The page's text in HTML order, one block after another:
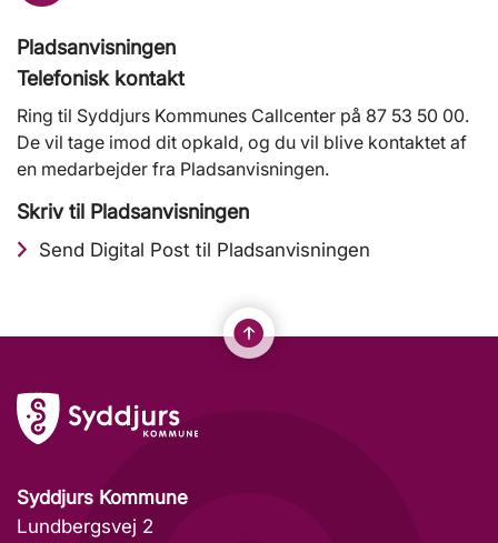
Pladsanvisningen
Telefonisk kontakt
Ring til Syddjurs Kommunes Callcenter på 87 53 50 00.
De vil tage imod dit opkald, og du vil blive kontaktet af
en medarbejder fra Pladsanvisningen.
Skriv til Pladsanvisningen
Send Digital Post til Pladsanvisningen
Syddjurs Kommune
Lundbergsvej 2